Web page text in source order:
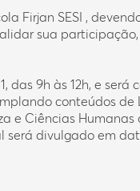
Firjan SESI ,
sua
das 9h às 12h, e será
conteúdos de
e Ciências Humanas
será divulgado em